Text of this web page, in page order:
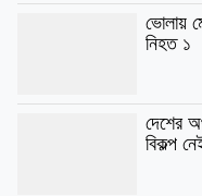
ভোলায়
নিহত ১
দেশের
বিকল্প